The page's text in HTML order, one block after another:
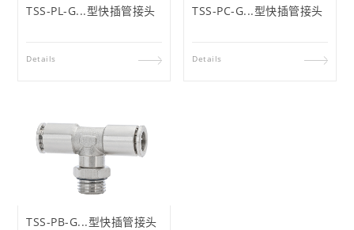
TSS-PL-G...型快插管接头
Details
TSS-PC-G...型快插管接头
Details
TSS-PB-G...型快插管接头